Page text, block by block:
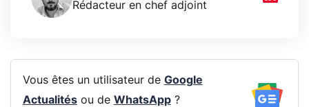
Rédacteur en chef adjoint
Vous êtes un utilisateur de Google
Actualitésou de WhatsApp?